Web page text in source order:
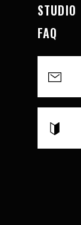
STUDIO
FAQ